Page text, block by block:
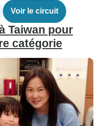
Voir le circuit
Taiwan pour
catégorie